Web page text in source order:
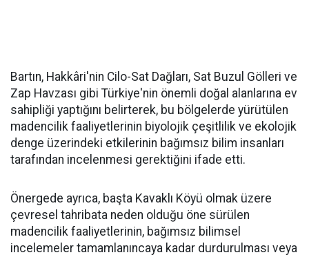
Bartın, Hakkâri'nin Cilo-Sat Dağları, Sat Buzul Gölleri ve
Zap Havzası gibi Türkiye'nin önemli doğal alanlarına ev
sahipliği yaptığını belirterek, bu bölgelerde yürütülen
madencilik faaliyetlerinin biyolojik çeşitlilik ve ekolojik
denge üzerindeki etkilerinin bağımsız bilim insanları
tarafından incelenmesi gerektiğini ifade etti.
Önergede ayrıca, başta Kavaklı Köyü olmak üzere
çevresel tahribata neden olduğu öne sürülen
madencilik faaliyetlerinin, bağımsız bilimsel
incelemeler tamamlanıncaya kadar durdurulması veya